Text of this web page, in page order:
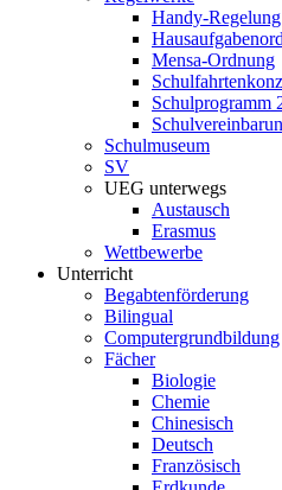
Handy-Regelung
Mensa-Ordnung
Schulprogramm
Schulmuseum
SV
UEG unterwegs
Austausch
Erasmus
Wettbewerbe
Unterricht
Begabtenförderung
Bilingual
Computergrundbildung
Fächer
Biologie
Chemie
Chinesisch
Deutsch
Französisch